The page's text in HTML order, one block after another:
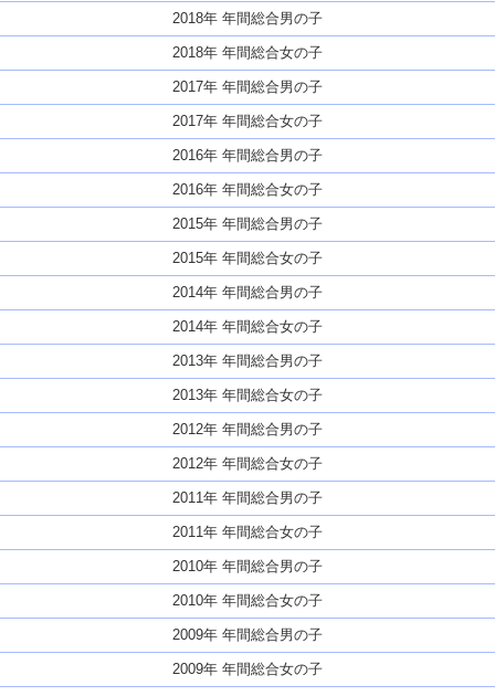
2018年 年間総合男の子
2018年 年間総合女の子
2017年 年間総合男の子
2017年 年間総合女の子
2016年 年間総合男の子
2016年 年間総合女の子
2015年 年間総合男の子
2015年 年間総合女の子
2014年 年間総合男の子
2014年 年間総合女の子
2013年 年間総合男の子
2013年 年間総合女の子
2012年 年間総合男の子
2012年 年間総合女の子
2011年 年間総合男の子
2011年 年間総合女の子
2010年 年間総合男の子
2010年 年間総合女の子
2009年 年間総合男の子
2009年 年間総合女の子